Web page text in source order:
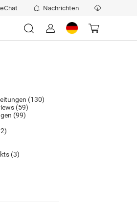
Nachrichten
(130)
(59)
(99)
(3)